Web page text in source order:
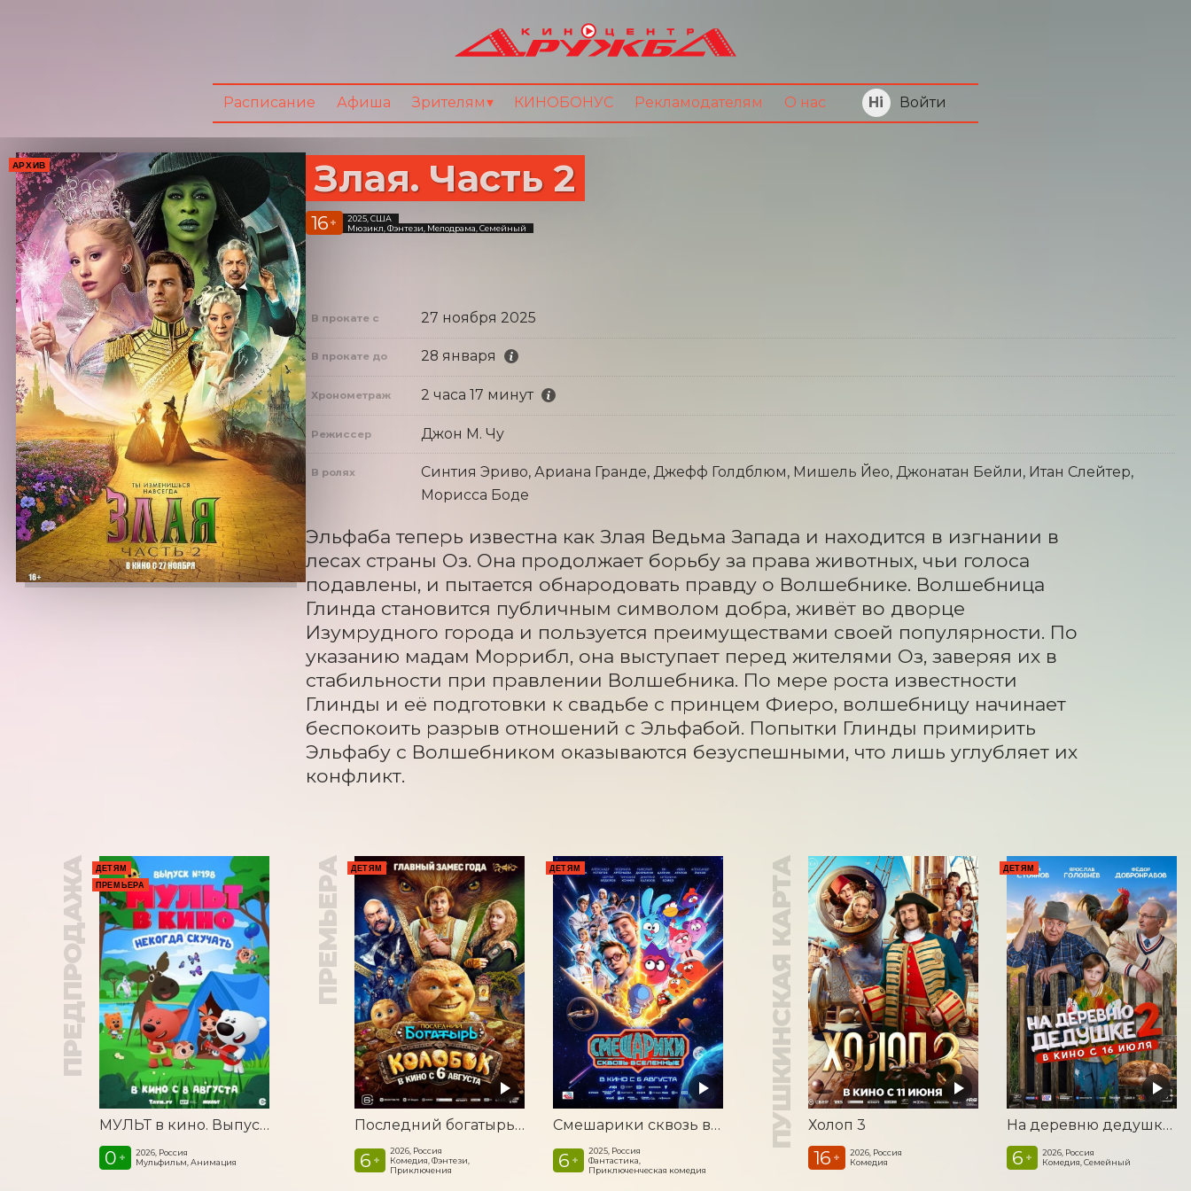
Войти
Расписание Афиша Зрителям КИНОБОНУС Рекламодателям О нас
АРХИВ Злая. Часть 2
16 +
2025, США
Мюзикл, Фэнтези, Мелодрама, Семейный
В прокате с 27 ноября 2025
В прокате до 28 января
Хронометраж 2 часа 17 минут
Режиссер Джон М. Чу
В ролях
Синтия Эриво, Ариана Гранде, Джефф Голдблюм, Мишель Йео, Джонатан Бейли, Итан Слейтер,
Морисса Боде
Эльфаба теперь известна как Злая Ведьма Запада и находится в изгнании в
лесах страны Оз. Она продолжает борьбу за права животных, чьи голоса
подавлены, и пытается обнародовать правду о Волшебнике. Волшебница
Глинда становится публичным символом добра, живёт во дворце
Изумрудного города и пользуется преимуществами своей популярности. По
указанию мадам Моррибл, она выступает перед жителями Оз, заверяя их в
стабильности при правлении Волшебника. По мере роста известности
Глинды и её подготовки к свадьбе с принцем Фиеро, волшебницу начинает
беспокоить разрыв отношений с Эльфабой. Попытки Глинды примирить
Эльфабу с Волшебником оказываются безуспешными, что лишь углубляет их
конфликт.
ПРЕДПРОДАЖА
ДЕТЯМ
ПРЕМЬЕРА
МУЛЬТ в кино. Выпуск №198. Некогда скучать
0 +
2026, Россия
Мульфильм, Анимация
ПРЕМЬЕРА ДЕТЯМ
Последний богатырь. Колобок
6 +
2026, Россия
Комедия, Фэнтези,
Приключения
ДЕТЯМ
Смешарики сквозь вселенные
6 +
2025, Россия
Фантастика,
Приключенческая комедия
ПУШКИНСКАЯ КАРТА Холоп 3
16 +
2026, Россия
Комедия
ДЕТЯМ
На деревню дедушке 2
6 +
2026, Россия
Комедия, Семейный